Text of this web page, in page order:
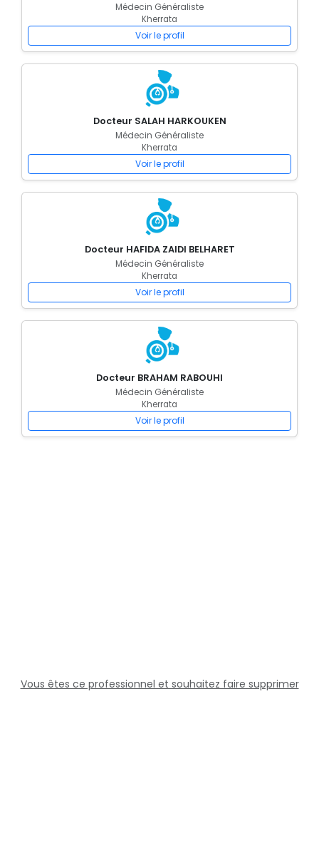
Médecin Généraliste
Kherrata
Voir le profil
Docteur SALAH HARKOUKEN
Médecin Généraliste
Kherrata
Voir le profil
Docteur HAFIDA ZAIDI BELHARET
Médecin Généraliste
Kherrata
Voir le profil
Docteur BRAHAM RABOUHI
Médecin Généraliste
Kherrata
Voir le profil
Vous êtes ce professionnel et souhaitez faire supprimer